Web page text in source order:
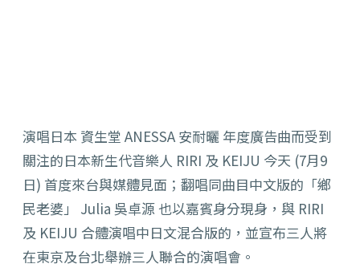
演唱日本 資生堂 ANESSA 安耐曬 年度廣告曲而受到
關注的日本新生代音樂人 RIRI 及 KEIJU 今天 (7月9
日) 首度來台與媒體見面；翻唱同曲目中文版的「鄉
民老婆」 Julia 吳卓源 也以嘉賓身分現身，與 RIRI
及 KEIJU 合體演唱中日文混合版的 ，並宣布三人將
在東京及台北舉辦三人聯合的演唱會。